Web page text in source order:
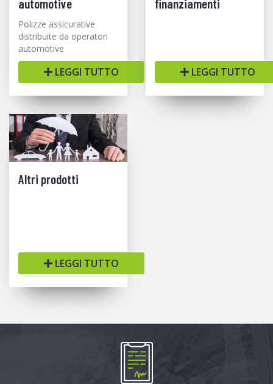
automotive
Polizze assicurative
distribuite da operatori
automotive
LEGGI TUTTO
finanziamenti
LEGGI TUTTO
Altri prodotti
LEGGI TUTTO